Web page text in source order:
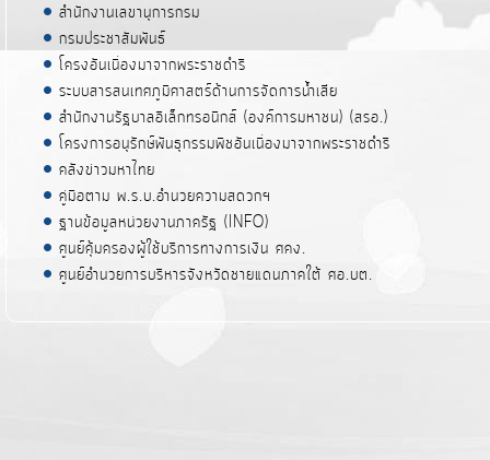
สำนักงานเลขานุการกรม
กรมประชาสัมพันธ์
โครงอันเนื่องมาจากพระราชดำริ
ระบบสารสนเทศภูมิศาสตร์ด้านการจัดการน้ำเสีย
สำนักงานรัฐบาลอิเล็กทรอนิกส์ (องค์การมหาชน) (สรอ.)
โครงการอนุรักษ์พันธุกรรมพืชอันเนื่องมาจากพระราชดำริ
คลังข่าวมหาไทย
คู่มือตาม พ.ร.บ.อำนวยความสดวกฯ
ฐานข้อมูลหน่วยงานภาครัฐ (INFO)
ศูนย์คุ้มครองผู้ใช้บริการทางการเงิน ศคง.
ศูนย์อำนวยการบริหารจังหวัดชายแดนภาคใต้ ศอ.บต.